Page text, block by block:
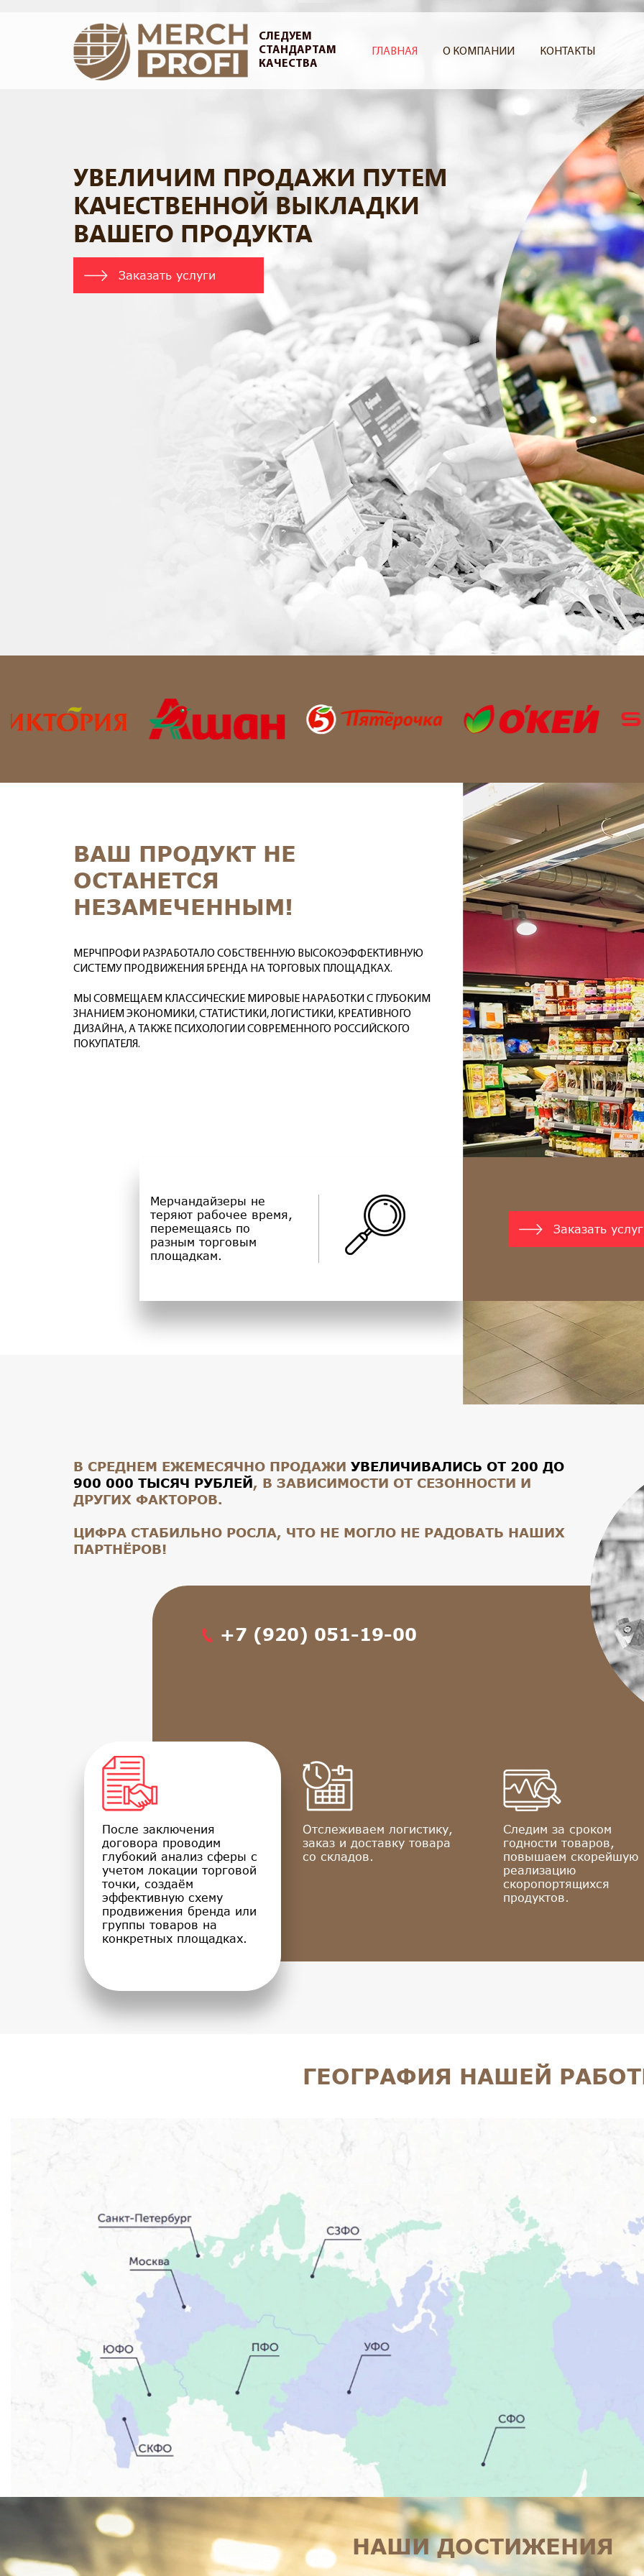
СЛЕДУЕМ
СТАНДАРТАМ
КАЧЕСТВА
ГЛАВНАЯ О КОМПАНИИ КОНТАКТЫ
УВЕЛИЧИМ ПРОДАЖИ ПУТЕМ
КАЧЕСТВЕННОЙ ВЫКЛАДКИ
ВАШЕГО ПРОДУКТА
Заказать услуги
ВАШ ПРОДУКТ НЕ
ОСТАНЕТСЯ
НЕЗАМЕЧЕННЫМ!
МЕРЧПРОФИ РАЗРАБОТАЛО СОБСТВЕННУЮ ВЫСОКОЭФФЕКТИВНУЮ
СИСТЕМУ ПРОДВИЖЕНИЯ БРЕНДА НА ТОРГОВЫХ ПЛОЩАДКАХ.
МЫ СОВМЕЩАЕМ КЛАССИЧЕСКИЕ МИРОВЫЕ НАРАБОТКИ С ГЛУБОКИМ
ЗНАНИЕМ ЭКОНОМИКИ, СТАТИСТИКИ, ЛОГИСТИКИ, КРЕАТИВНОГО
ДИЗАЙНА, А ТАКЖЕ ПСИХОЛОГИИ СОВРЕМЕННОГО РОССИЙСКОГО
ПОКУПАТЕЛЯ.
Мерчандайзеры не
теряют рабочее время,
перемещаясь по
разным торговым
площадкам.
Заказать
В СРЕДНЕМ ЕЖЕМЕСЯЧНО ПРОДАЖИ УВЕЛИЧИВАЛИСЬ ОТ 200 ДО
900 000 ТЫСЯЧ РУБЛЕЙ, В ЗАВИСИМОСТИ ОТ СЕЗОННОСТИ И
ДРУГИХ ФАКТОРОВ.
ЦИФРА СТАБИЛЬНО РОСЛА, ЧТО НЕ МОГЛО НЕ РАДОВАТЬ НАШИХ
ПАРТНЁРОВ!
+7 (920) 051-19-00
После заключения
договора проводим
глубокий анализ сферы с
учетом локации торговой
точки, создаём
эффективную схему
продвижения бренда или
группы товаров на
конкретных площадках.
Отслеживаем логистику,
заказ и доставку товара
со складов.
Следим за сроком
годности товаров,
повышаем скорейшую
реализацию
скоропортящихся
продуктов.
ГЕОГРАФИЯ НАШЕЙ
НАШИ ДОСТИЖЕНИЯ